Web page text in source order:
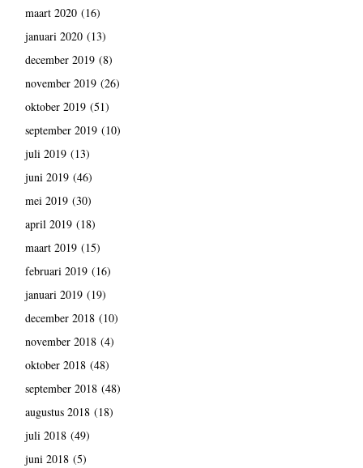
maart 2020(16)
januari 2020(13)
december 2019(8)
november 2019(26)
oktober 2019(51)
september 2019(10)
juli 2019(13)
juni 2019(46)
mei 2019(30)
april 2019(18)
maart 2019(15)
februari 2019(16)
januari 2019(19)
december 2018(10)
november 2018(4)
oktober 2018(48)
september 2018(48)
augustus 2018(18)
juli 2018(49)
juni 2018(5)